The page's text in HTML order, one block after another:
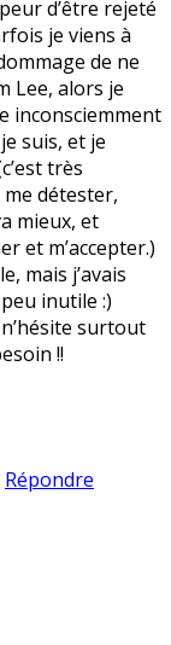
d’être rejeté
je viens à
de ne
Lee, alors je
inconsciemment
suis, et je
très
détester,
mieux, et
et m’accepter.)
mais j’avais
inutile :)
surtout
!!
Répondre